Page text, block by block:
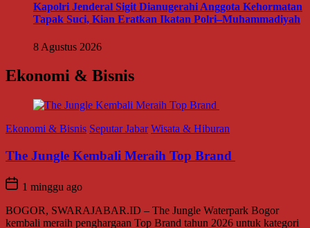
Kapolri Jenderal Sigit Dianugerahi Anggota Kehormatan
Tapak Suci, Kian Eratkan Ikatan Polri–Muhammadiyah
8 Agustus 2026
Ekonomi & Bisnis
Ekonomi & Bisnis Seputar Jabar Wisata & Hiburan
The Jungle Kembali Meraih Top Brand
1 minggu ago
BOGOR, SWARAJABAR.ID – The Jungle Waterpark Bogor
kembali meraih penghargaan Top Brand tahun 2026 untuk kategori